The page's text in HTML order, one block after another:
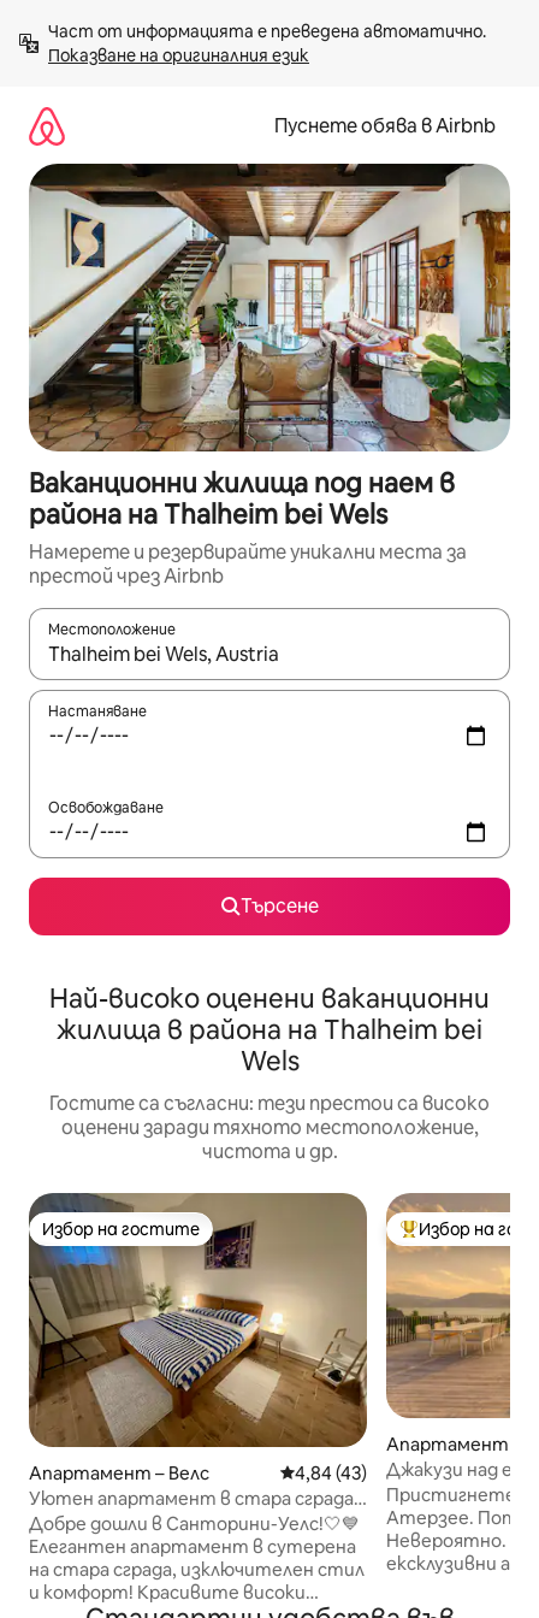
към
съдържанието
Показване на оригиналния език
Пуснете обява в Airbnb
Ваканционни жилища под наем в
района на Thalheim bei Wels
Намерете и резервирайте уникални места за
престой чрез Airbnb
Местоположение
Когато резултатите се покажат, използвайте
Настаняване
Освобождаване
Търсене
Най-високо оценени ваканционни
жилища в района на Thalheim bei
Wels
Гостите са съгласни: тези престои са високо
оценени заради тяхното местоположение,
чистота и др.
Избор на гостите
Избор на гостите
Апартамент – Велс Средна оценка: 4,84 от 5,
4,84 (43)
Уютен апартамент в стара сграда
близо до центъра и гарата
Добре дошли в Санторини-Уелс!🤍💙
Елегантен апартамент в сутерена
на стара сграда, изключителен стил
и комфорт! Красивите високи
Най-популярен
Избор на
Апартамент –
ttersee
Джакузи над
тераса
Пристигнете
Атерзее.
Невероятно. ORANGE LOUNGE – два
ексклузивни
дизайн и пълна